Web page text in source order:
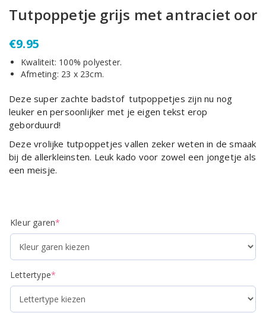
Tutpoppetje grijs met antraciet oor
€9.95
Kwaliteit: 100% polyester.
Afmeting: 23 x 23cm.
Deze super zachte badstof tutpoppetjes zijn nu nog
leuker en persoonlijker met je eigen tekst erop
geborduurd!
Deze vrolijke tutpoppetjes vallen zeker weten in de smaak
bij de allerkleinsten. Leuk kado voor zowel een jongetje als
een meisje.
Kleur garen*
Lettertype*